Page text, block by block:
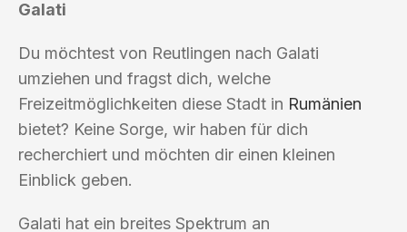
Galati
Du möchtest von Reutlingen nach Galati
umziehen und fragst dich, welche
Freizeitmöglichkeiten diese Stadt in Rumänien
bietet? Keine Sorge, wir haben für dich
recherchiert und möchten dir einen kleinen
Einblick geben.
Galati hat ein breites Spektrum an